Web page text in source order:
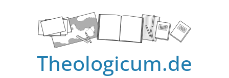
Theologicum.de